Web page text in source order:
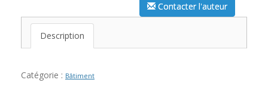
Contacter l'auteur
Description
Catégorie : Bâtiment